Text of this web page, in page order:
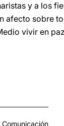
y a los
afecto sobre
vivir en